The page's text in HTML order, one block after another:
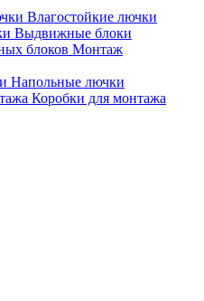
Влагостойкие лючки
Выдвижные блоки
Монтаж
Напольные лючки
Коробки для монтажа